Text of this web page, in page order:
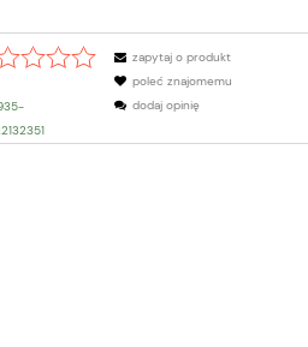
zapytaj o produkt
poleć znajomemu
dodaj opinię